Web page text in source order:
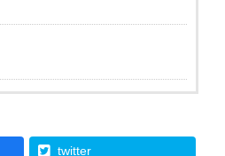
twitter